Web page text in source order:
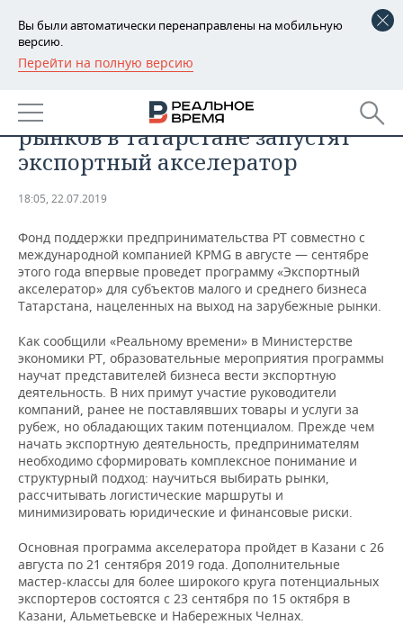
Вы были автоматически перенаправлены на мобильную
версию.
Перейти на полную версию
РЕГИОНЫ
БАШКОРТОСТАН
ТАТАРСТАН
НОВОСТИ
АНАЛИТИКА
ДЕКЛАРАЦИИ О ДОХОДАХ
КОРОЛИ ГОСЗАКАЗА ПФО
ВУЗЫ ТАТАРСТАНА
КОМУ ПРИНАДЛЕЖАТ
ТОРГОВЫЕ ЦЕНТРЫ
ТАТАРСТАНА
НОВОСТИ ЭКОНОМИКИ
ФИНАНСЫ
БАНКИ
БЮДЖЕТ
ИНВЕСТИЦИИ
ПРОМЫШЛЕННОСТЬ
НОВОСТИ
ПРОМЫШЛЕННОСТИ
МАШИНОСТРОЕНИЕ
НЕФТЕХИМИЯ
НЕФТЬ
ОПК
НЕДВИЖИМОСТЬ
НОВОСТИ НЕДВИЖИМОСТИ
АВТО
НОВОСТИ АВТО
БИЗНЕС
НОВОСТИ БИЗНЕСА
РОЗНИЧНАЯ ТОРГОВЛЯ
ТРАНСПОРТ
УСЛУГИ
ТЕХНОЛОГИИ
НОВОСТИ ТЕХНОЛОГИЙ
IT
МЕДИА
ТЕЛЕКОММУНИКАЦИИ
МЕРОПРИЯТИЯ
НОВОСТИ МЕРОПРИЯТИЙ
ВЫЕЗДНАЯ РЕДАКЦИЯ
БИЗНЕС-БРАНЧИ
ONLINE-КОНФЕРЕНЦИИ
СПОРТ
НОВОСТИ СПОРТА
ФУТБОЛ
ХОККЕЙ
ОБЩЕСТВО
НОВОСТИ ОБЩЕСТВА
ВЛАСТЬ
ФОТОГАЛЕРЕЯ
СЮЖЕТЫ
Для освоения зарубежных
рынков в Татарстане запустят
экспортный акселератор
18:05, 22.07.2019
Фонд поддержки предпринимательства РТ совместно с
международной компанией KPMG в августе — сентябре
этого года впервые проведет программу «Экспортный
акселератор» для субъектов малого и среднего бизнеса
Татарстана, нацеленных на выход на зарубежные рынки.
Как сообщили «Реальному времени» в Министерстве
экономики РТ, образовательные мероприятия программы
научат представителей бизнеса вести экспортную
деятельность. В них примут участие руководители
компаний, ранее не поставлявших товары и услуги за
рубеж, но обладающих таким потенциалом. Прежде чем
начать экспортную деятельность, предпринимателям
необходимо сформировать комплексное понимание и
структурный подход: научиться выбирать рынки,
рассчитывать логистические маршруты и
минимизировать юридические и финансовые риски.
Основная программа акселератора пройдет в Казани с 26
августа по 21 сентября 2019 года. Дополнительные
мастер-классы для более широкого круга потенциальных
экспортеров состоятся с 23 сентября по 15 октября в
Казани, Альметьевске и Набережных Челнах.